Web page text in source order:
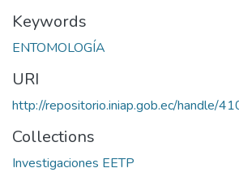
Keywords
ENTOMOLOGÍA
URI
http://repositorio.iniap.gob.ec/handle/
Collections
Investigaciones EETP